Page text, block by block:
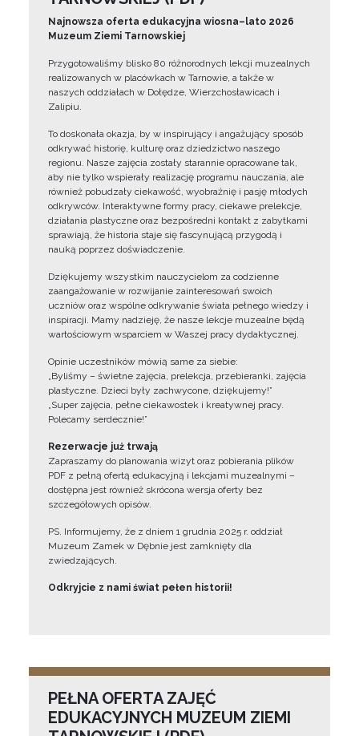
Najnowsza oferta edukacyjna wiosna–lato 2026
Muzeum Ziemi Tarnowskiej
Przygotowaliśmy blisko 80 różnorodnych lekcji muzealnych
realizowanych w placówkach w Tarnowie, a także w
naszych oddziałach w Dołędze, Wierzchosławicach i
Zalipiu.
To doskonała okazja, by w inspirujący i angażujący sposób
odkrywać historię, kulturę oraz dziedzictwo naszego
regionu. Nasze zajęcia zostały starannie opracowane tak,
aby nie tylko wspierały realizację programu nauczania, ale
również pobudzały ciekawość, wyobraźnię i pasję młodych
odkrywców. Interaktywne formy pracy, ciekawe prelekcje,
działania plastyczne oraz bezpośredni kontakt z zabytkami
sprawiają, że historia staje się fascynującą przygodą i
nauką poprzez doświadczenie.
Dziękujemy wszystkim nauczycielom za codzienne
zaangażowanie w rozwijanie zainteresowań swoich
uczniów oraz wspólne odkrywanie świata pełnego wiedzy i
inspiracji. Mamy nadzieję, że nasze lekcje muzealne będą
wartościowym wsparciem w Waszej pracy dydaktycznej.
Opinie uczestników mówią same za siebie:
„Byliśmy – świetne zajęcia, prelekcja, przebieranki, zajęcia
plastyczne. Dzieci były zachwycone, dziękujemy!”
„Super zajęcia, pełne ciekawostek i kreatywnej pracy.
Polecamy serdecznie!”
Rezerwacje już trwają
Zapraszamy do planowania wizyt oraz pobierania plików
PDF z pełną ofertą edukacyjną i lekcjami muzealnymi –
dostępna jest również skrócona wersja oferty bez
szczegółowych opisów.
PS. Informujemy, że z dniem 1 grudnia 2025 r. oddział
Muzeum Zamek w Dębnie jest zamknięty dla
zwiedzających.
Odkryjcie z nami świat pełen historii!
PEŁNA OFERTA ZAJĘĆ
EDUKACYJNYCH MUZEUM ZIEMI